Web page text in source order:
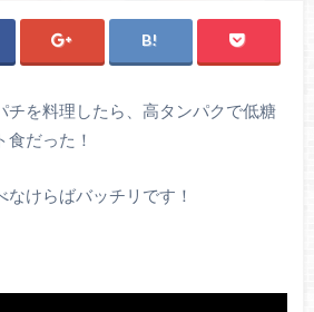
チを料理したら、高タンパクで低糖
だった！
けらばバッチリです！